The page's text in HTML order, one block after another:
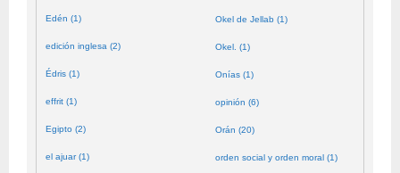
Edén (1)
edición inglesa (2)
Édris (1)
effrit (1)
Egipto (2)
el ajuar (1)
Okel de Jellab (1)
Okel. (1)
Onías (1)
opinión (6)
Orán (20)
orden social y orden moral (1)